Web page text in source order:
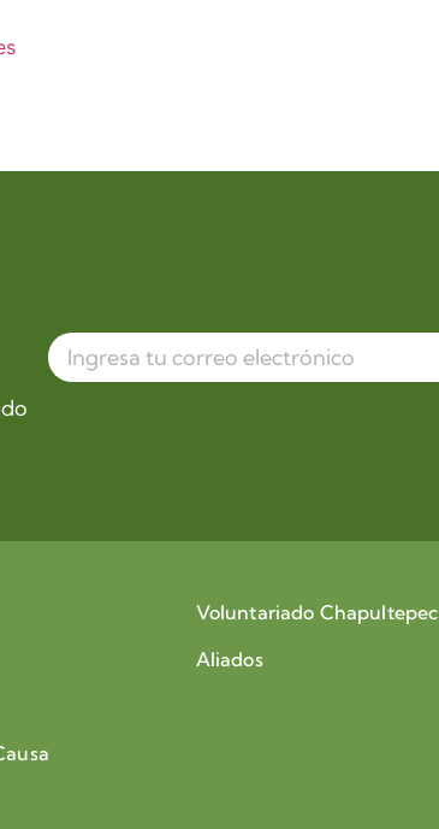
Voluntariado Chapultepec
Aliados